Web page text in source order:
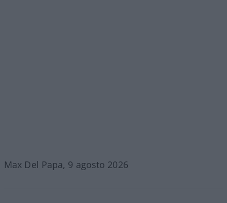
Max Del Papa, 9 agosto 2026